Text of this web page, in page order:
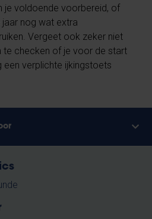
je voldoende voorbereid, of
nog wat extra
Vergeet ook zeker niet
te checken of je voor de start
een verplichte ijkingstoets